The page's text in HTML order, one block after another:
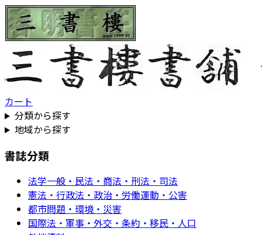
カート
分類から探す
地域から探す
書誌分類
法学一般・民法・商法・刑法・司法
憲法・行政法・政治・労働運動・公害
都市問題・環境・災害
国際法・軍事・外交・条約・移民・人口